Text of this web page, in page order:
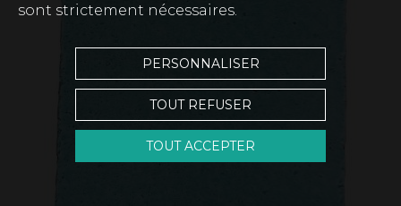
sont strictement nécessaires.
PERSONNALISER
TOUT REFUSER
TOUT ACCEPTER